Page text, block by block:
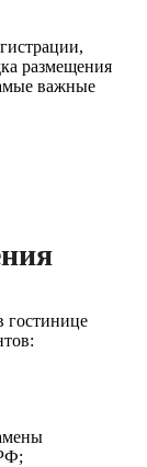
размещения
важные
гостинице